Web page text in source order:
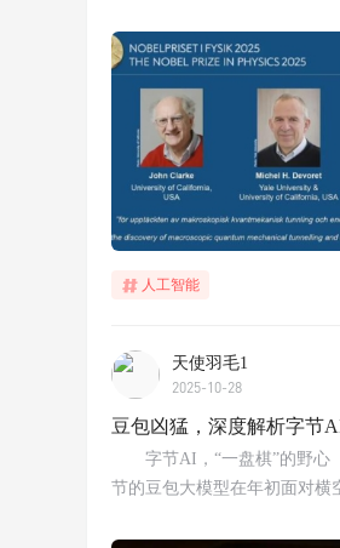
人工智能
天使羽毛1
2025-10-28
豆包凶猛，深度解析字节
字节AI，“一盘棋”的野
节的豆包大模型在年初面对横